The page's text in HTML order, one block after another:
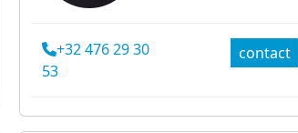
+32 476 29 30
53
contact